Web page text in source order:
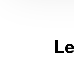
Reader